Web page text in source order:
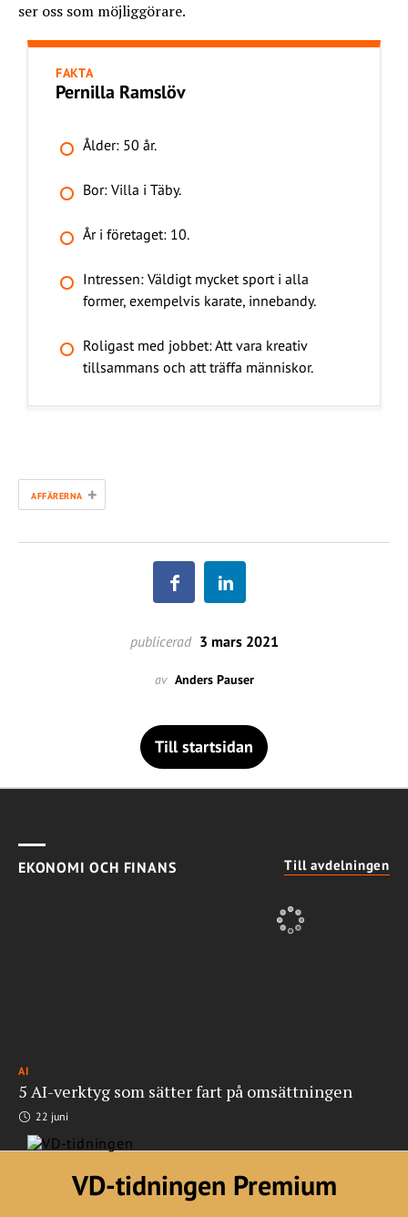
ser oss som möjliggörare.
FAKTA
Pernilla Ramslöv
Ålder: 50 år.
Bor: Villa i Täby.
År i företaget: 10.
Intressen: Väldigt mycket sport i alla
former, exempelvis karate, innebandy.
Roligast med jobbet: Att vara kreativ
tillsammans och att träffa människor.
AFFÄRERNA +
publicerad 3 mars 2021
av Anders Pauser
Till startsidan
EKONOMI OCH FINANS Till avdelningen
AI
5 AI-verktyg som sätter fart på omsättningen
22 juni
VD-tidningen Premium